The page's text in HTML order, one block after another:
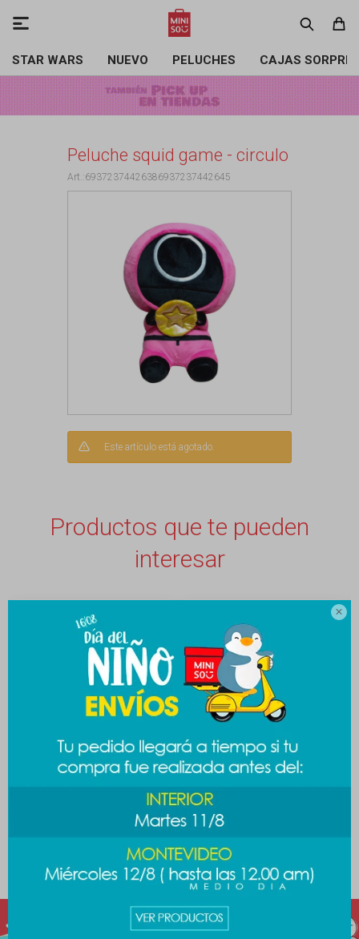

STAR WARS NUEVO PELUCHES CAJAS

Peluche squid game - circulo
69372374426386937237442645
Este artículo está agotado.
Productos que te pueden
interesar
Peluche pingüino rosa
Peluche mini mofusand -
verde
$ 589